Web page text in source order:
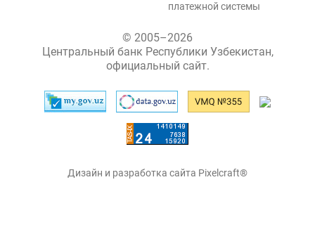
платежной системы
© 2005–2026
Центральный банк Республики Узбекистан,
официальный сайт.
Дизайн и разработка сайта Pixelcraft®